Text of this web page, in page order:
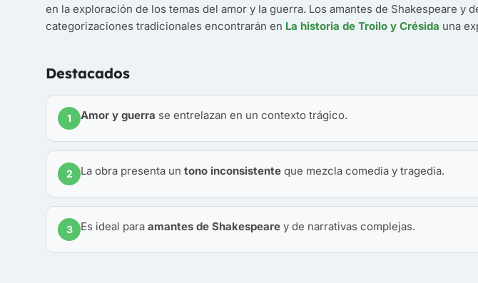
en la exploración de los temas del amor y la guerra. Los amantes de Shakespeare y
categorizaciones tradicionales encontrarán en La historia de Troilo y Crésida una
Destacados
1 Amor y guerra se entrelazan en un contexto trágico.
2 La obra presenta un tono inconsistente que mezcla comedia y tragedia.
3 Es ideal para amantes de Shakespeare y de narrativas complejas.